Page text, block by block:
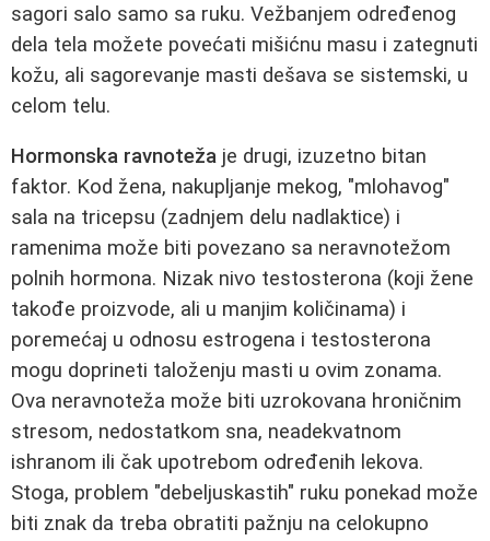
sagori salo samo sa ruku. Vežbanjem određenog
dela tela možete povećati mišićnu masu i zategnuti
kožu, ali sagorevanje masti dešava se sistemski, u
celom telu.
Hormonska ravnoteža je drugi, izuzetno bitan
faktor. Kod žena, nakupljanje mekog, "mlohavog"
sala na tricepsu (zadnjem delu nadlaktice) i
ramenima može biti povezano sa neravnotežom
polnih hormona. Nizak nivo testosterona (koji žene
takođe proizvode, ali u manjim količinama) i
poremećaj u odnosu estrogena i testosterona
mogu doprineti taloženju masti u ovim zonama.
Ova neravnoteža može biti uzrokovana hroničnim
stresom, nedostatkom sna, neadekvatnom
ishranom ili čak upotrebom određenih lekova.
Stoga, problem "debeljuskastih" ruku ponekad može
biti znak da treba obratiti pažnju na celokupno